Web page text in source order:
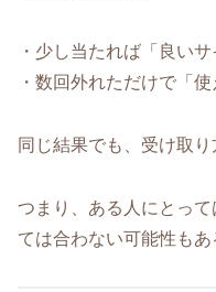
・少し当たれば「良い
・数回外れただけで「
同じ結果でも、受け取り
つまり、ある人にとっ
ては合わない可能性もあ